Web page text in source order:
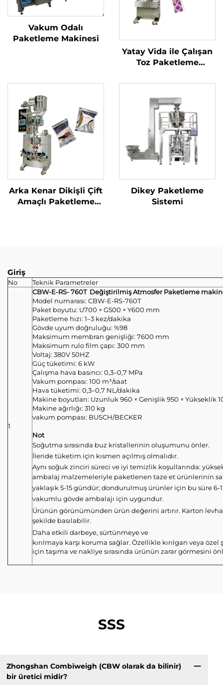
Vakum Odalı
Paketleme Makinesi
Yatay Vida ile Çalışan
Toz Paketleme
Arka Kenar Dikişli Çift
Amaçlı Paketleme
Dikey Paketleme
Sistemi
Giriş
No Teknik Parametreler
1
CBW-E-RS-760T Değiştirilmiş Atmosfer Paketleme
Model numarası: CBW-E-RS-760T
Paket boyutu: U700 × G500 × Y600 mm
Paketleme hızı: 1–3 kez/dakika
Gövde uyum doğruluğu: %98
Maksimum membran genişliği: 7600 mm
Maksimum rulo film çapı: 300 mm
Voltaj: 380V 50HZ
Güç tüketimi: 6 kW
Çalışma hava basıncı: 0,3–0,7 MPa
Vakum pompası: 100 m³/saat
Hava tüketimi: 0,3–0,7 NL/dakika
Makine boyutları: Uzunluk 960 × Genişlik 950 × Yükseklik
Makine ağırlığı: 310 kg
vakum pompası: BUSCH/BECKER
Not
Soğutma sırasında buz kristallerinin oluşumunu önler.
İleride tüketim için kısmen açılmış olmalıdır.
Aynı soğuk zinciri süreci ve iyi temizlik koşullarında:
ambalaj malzemeleriyle paketlenen taze et ürünlerinin
yaklaşık 5-15 gündür; dondurulmuş ürünler için bu süre 6-
vakumlu gövde ambalajı için uygundur.
Ürünün görünümünden ürün değerini artırır. Karton
şekilde basılabilir.
Daha etkili darbeye, sürtünmeye ve
kırılmaya karşı koruma sağlar. Özellikle kırılgan veya
için taşıma ve nakliye sırasında ürünün zarar görmesini
SSS
Zhongshan Combiweigh (CBW olarak da bilinir)
bir üretici midir?